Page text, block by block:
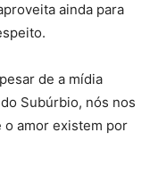
ainda para
de a mídia
Subúrbio, nós nos
o amor existem por